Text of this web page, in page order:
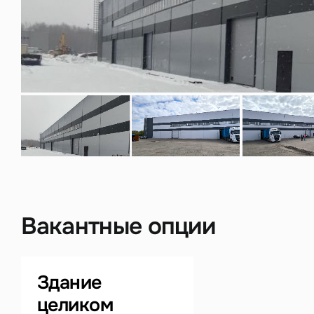
Вакантные опции
Здание
целиком